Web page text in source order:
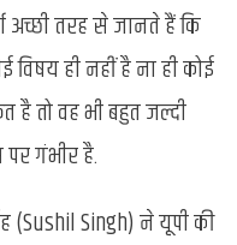
अच्छी तरह से जानते हैं कि
ही नहीं है ना ही कोई
है तो वह भी बहुत जल्दी
पर गंभीर है.
(Sushil Singh) ने यूपी की